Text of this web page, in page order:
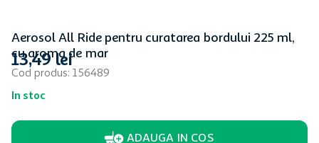
Aerosol All Ride pentru curatarea bordului 225 ml,
cu aroma de mar
Cod produs: 156489
In stoc
13,49 lei
ADAUGA IN COS